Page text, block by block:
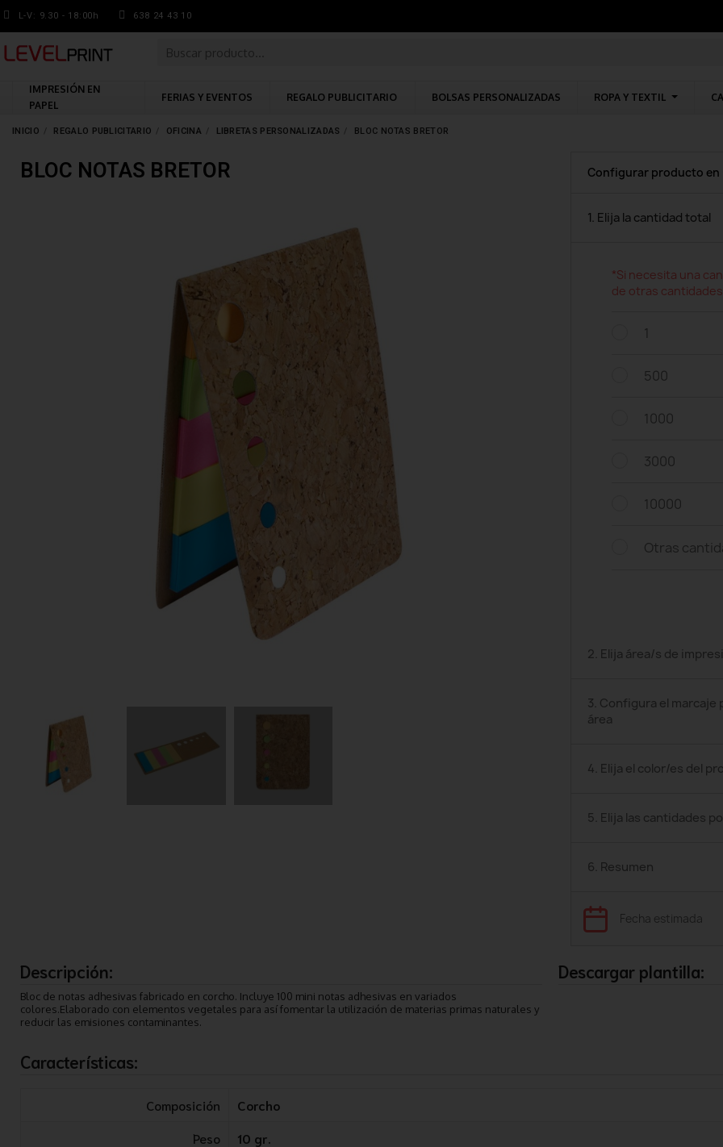
L-V: 9.30 - 18:00h 638 24 43 10
IMPRESIÓN EN
PAPEL
FERIAS Y EVENTOS REGALO PUBLICITARIO BOLSAS PERSONALIZADAS ROPA Y TEXTIL
INICIO REGALO PUBLICITARIO OFICINA LIBRETAS PERSONALIZADAS BLOC NOTAS BRETOR
BLOC NOTAS BRETOR Configurar producto en
1. Elija la cantidad total
*Si necesita una
de otras
1
500
1000
3000
10000
Otras
2. Elija área/s de
3. Configura el marcaje
área
4. Elija el color/es del
5. Elija las cantidades
6. Resumen
Fecha estimada
Descripción:
Bloc de notas adhesivas fabricado en corcho. Incluye 100 mini notas adhesivas en variados
colores.Elaborado con elementos vegetales para así fomentar la utilización de materias primas naturales y
reducir las emisiones contaminantes.
Descargar plantilla:
Características:
Composición
Corcho
Peso
10 gr.